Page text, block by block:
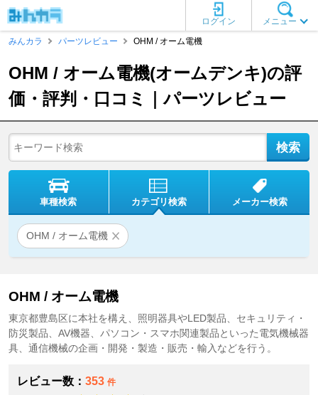
メニュー
ログイン
みんカラ
パーツレビュー OHM / オーム電機
OHM / オーム電機(オームデンキ)の評
価・評判・口コミ｜パーツレビュー
車種検索 カテゴリ検索 メーカー検索
OHM / オーム電機
OHM / オーム電機
東京都豊島区に本社を構え、照明器具やLED製品、セキュリティ・
防災製品、AV機器、パソコン・スマホ関連製品といった電気機械器
具、通信機械の企画・開発・製造・販売・輸入などを行う。
レビュー数： 353 件